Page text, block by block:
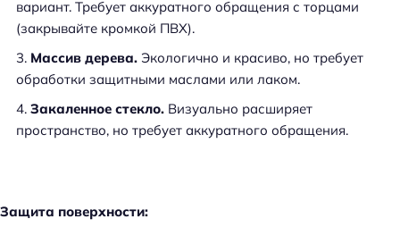
вариант. Требует аккуратного обращения с торцами
(закрывайте кромкой ПВХ).
Массив дерева. Экологично и красиво, но требует
обработки защитными маслами или лаком.
Закаленное стекло. Визуально расширяет
пространство, но требует аккуратного обращения.
Защита поверхности: